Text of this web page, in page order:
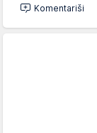
Komentariši